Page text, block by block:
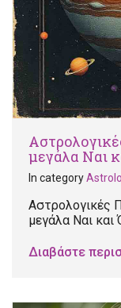
μεγάλα Ναι
In category
Αστρολογικές
μεγάλα Ναι
Διαβάστε